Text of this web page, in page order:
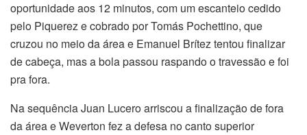
oportunidade aos 12 minutos, com um escanteio cedido
pelo Piquerez e cobrado por Tomás Pochettino, que
cruzou no meio da área e Emanuel Brítez tentou finalizar
de cabeça, mas a bola passou raspando o travessão e foi
pra fora.
Na sequência Juan Lucero arriscou a finalização de fora
da área e Weverton fez a defesa no canto superior